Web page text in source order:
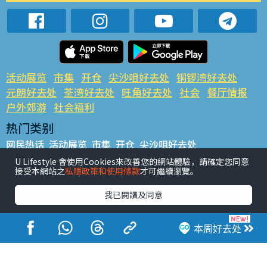
本周好去处
活动展览 市集 开仓 尖沙咀好去处 铜锣湾好去处
元朗好去处 荃湾好去处 旺角好去处 社会 餐厅情报
户外郊游 社会福利
热门类别
网民热话 活动展览 市集 开仓 尖沙咀好去处
铜锣湾好去处 元朗好去处 荃湾好去处 旺角好去处 社会
餐厅情报 户外郊游
热门标签
#UGO揾好去处 #人气活动推介 #美食社群热话
#亲子玩乐好去处
#ULifestyle应用程式
#限时抢
#UJetso礼物放送
#ULifestyle商户中心 #著数 #网络热话
U Lifestyle 會使用Cookies來改善您的網站體驗，請確定您同意
接受本網站之私隱政策和使用條款才可繼續瀏覽。
我已閱讀及同意